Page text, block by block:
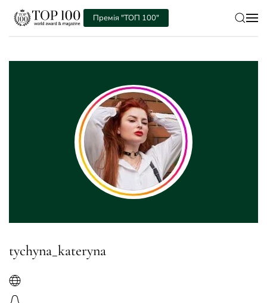
Премія "ТОП 100"
tychyna_kateryna